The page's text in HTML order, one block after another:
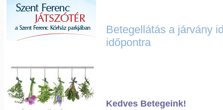
Betegellátás a járvány
időpontra
Kedves Betegeink!